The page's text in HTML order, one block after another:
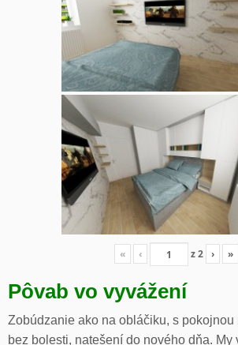
« ‹ z2 › »
Pôvab vo vyvážení
Zobúdzanie ako na obláčiku, s pokojnou
bez bolesti, natešení do nového dňa. My